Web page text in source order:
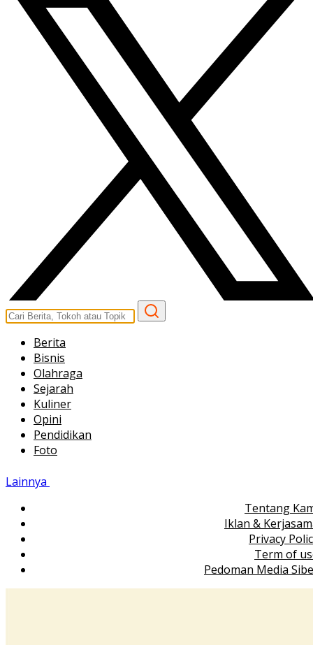
Berita
Bisnis
Olahraga
Sejarah
Kuliner
Opini
Pendidikan
Foto
Lainnya
Tentang
Iklan &
Privacy
Term of
Pedoman Media